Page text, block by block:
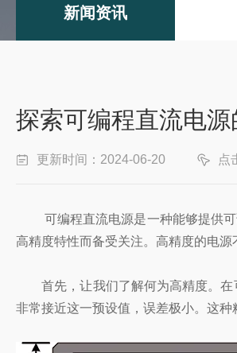
新闻资讯
探索可编程直流电
更新时间：2024-06-20 点
可编程直流电源是一种能够提供可
高精度特性而备受关注。高精度的电
首先，让我们了解何为高精度。在
非常接近这一预设值，误差极小。这